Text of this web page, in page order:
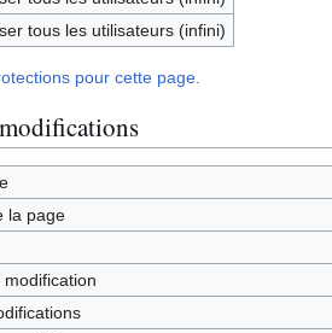
tous les utilisateurs (infini)
pour cette page.
la page